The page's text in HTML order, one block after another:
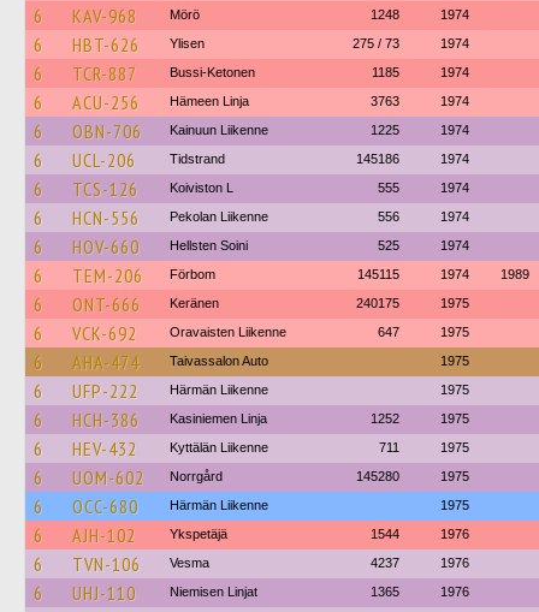
6 KAV-968 Mörö 1248 1974
6 HBT-626 Ylisen 275 / 73 1974
6 TCR-887 Bussi-Ketonen 1185 1974
6 ACU-256 Hämeen Linja 3763 1974
6 OBN-706 Kainuun Liikenne 1225 1974
6 UCL-206 Tidstrand 145186 1974
6 TCS-126 Koiviston L 555 1974
6 HCN-556 Pekolan Liikenne 556 1974
6 HOV-660 Hellsten Soini 525 1974
6 TEM-206 Förbom 145115 1974 1989
6 ONT-666 Keränen 240175 1975
6 VCK-692 Oravaisten Liikenne 647 1975
6 AHA-474 Taivassalon Auto 1975
6 UFP-222 Härmän Liikenne 1975
6 HCH-386 Kasiniemen Linja 1252 1975
6 HEV-432 Kyttälän Liikenne 711 1975
6 UOM-602 Norrgård 145280 1975
6 OCC-680 Härmän Liikenne 1975
6 AJH-102 Ykspetäjä 1544 1976
6 TVN-106 Vesma 4237 1976
6 UHJ-110 Niemisen Linjat 1365 1976